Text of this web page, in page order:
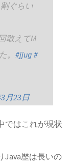
ぐらい
敢えてM
。 #jjug #
月23日
ではこれが現状
Java歴は長いの